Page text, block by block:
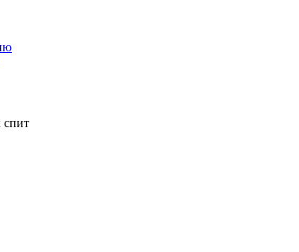
спит